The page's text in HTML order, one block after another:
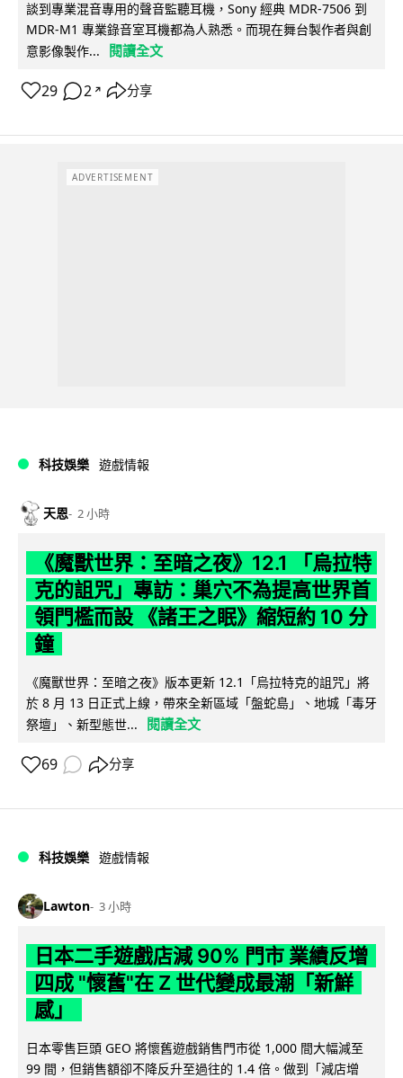
談到專業混音專用的聲音監聽耳機，Sony 經典 MDR-7506 到
MDR-M1 專業錄音室耳機都為人熟悉。而現在舞台製作者與創
意影像製作...
閱讀全文
29 2 ↗ 分享
ADVERTISEMENT
科技娛樂 遊戲情報
天恩 2 小時
《魔獸世界：至暗之夜》12.1 「烏拉特
克的詛咒」專訪：巢穴不為提高世界首
領門檻而設 《諸王之眠》縮短約 10 分
鐘
《魔獸世界：至暗之夜》版本更新 12.1「烏拉特克的詛咒」將
於 8 月 13 日正式上線，帶來全新區域「盤蛇島」、地城「毒牙
祭壇」、新型態世...
閱讀全文
69 分享
科技娛樂 遊戲情報
Lawton 3 小時
日本二手遊戲店減 90% 門市 業績反增
四成 "懷舊"在 Z 世代變成最潮「新鮮
感」
日本零售巨頭 GEO 將懷舊遊戲銷售門市從 1,000 間大幅減至
99 間，但銷售額卻不降反升至過往的 1.4 倍。做到「減店增